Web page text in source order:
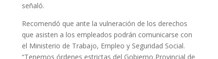
señaló.
Recomendó que ante la vulneración de los derechos
que asisten a los empleados podrán comunicarse con
el Ministerio de Trabajo, Empleo y Seguridad Social.
“Tenemos órdenes estrictas del Gobierno Provincial de